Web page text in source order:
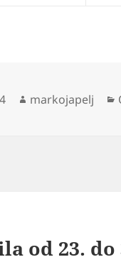
Avtor
markojapelj
od 23.